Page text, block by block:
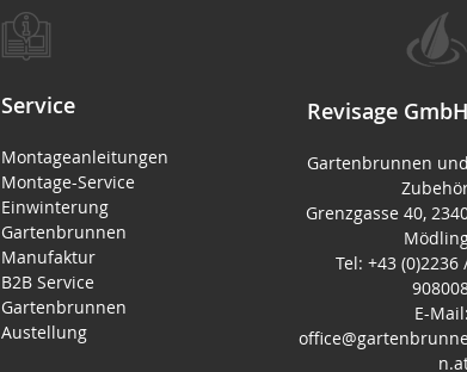
Service
Montageanleitungen
Montage-Service
Einwinterung
Gartenbrunnen
Manufaktur
B2B Service
Gartenbrunnen
Austellung
Revisage GmbH
Gartenbrunnen und
Grenzgasse 40,
Tel: +43 (0)2236
E-Mail: